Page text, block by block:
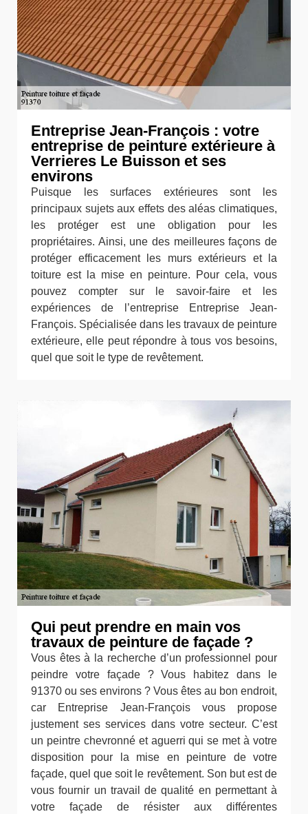
Entreprise Jean-François : votre
entreprise de peinture extérieure à
Verrieres Le Buisson et ses
environs
Puisque les surfaces extérieures sont les
principaux sujets aux effets des aléas climatiques,
les protéger est une obligation pour les
propriétaires. Ainsi, une des meilleures façons de
protéger efficacement les murs extérieurs et la
toiture est la mise en peinture. Pour cela, vous
pouvez compter sur le savoir-faire et les
expériences de l’entreprise Entreprise Jean-
François. Spécialisée dans les travaux de peinture
extérieure, elle peut répondre à tous vos besoins,
quel que soit le type de revêtement.
Qui peut prendre en main vos
travaux de peinture de façade ?
Vous êtes à la recherche d’un professionnel pour
peindre votre façade ? Vous habitez dans le
91370 ou ses environs ? Vous êtes au bon endroit,
car Entreprise Jean-François vous propose
justement ses services dans votre secteur. C’est
un peintre chevronné et aguerri qui se met à votre
disposition pour la mise en peinture de votre
façade, quel que soit le revêtement. Son but est de
vous fournir un travail de qualité en permettant à
votre façade de résister aux différentes